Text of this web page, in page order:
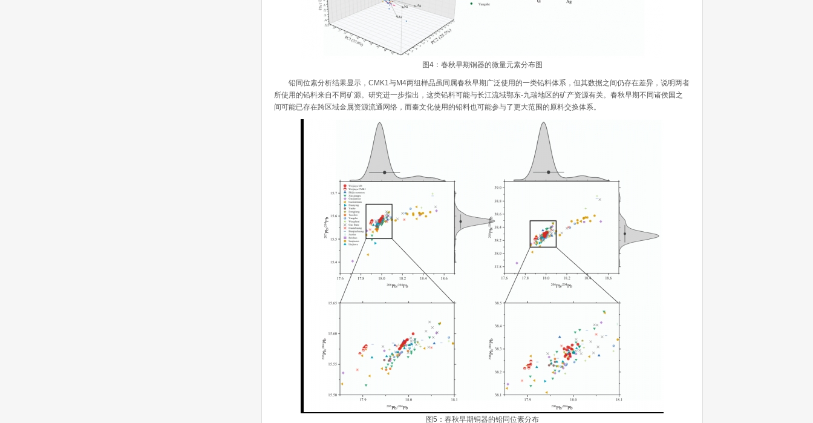
图4：春秋早期铜器的微量元素分布图
铅同位素分析结果显示，CMK1与M4两组样品虽同属春秋早期广泛使用的一类铅料体系，但其数据之间仍存在差异，说明两者
所使用的铅料来自不同矿源。研究进一步指出，这类铅料可能与长江流域鄂东-九瑞地区的矿产资源有关。春秋早期不同诸侯国之
间可能已存在跨区域金属资源流通网络，而秦文化使用的铅料也可能参与了更大范围的原料交换体系。
图5：春秋早期铜器的铅同位素分布